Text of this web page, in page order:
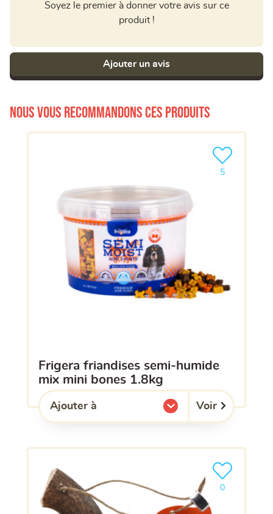
Soyez le premier à donner votre avis sur ce
produit !
Ajouter un avis
Nous vous recommandons ces produits
frigera friandises semi-humide
mix mini bones 1.8kg
5
Ajouter le
Ajouter à
l'une de mes listes. Voir
0
Ajouter le